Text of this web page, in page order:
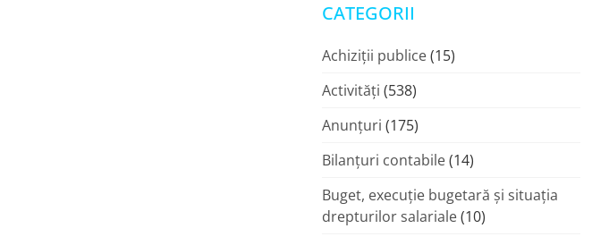
CATEGORII
Achiziții publice(15)
Activități (538)
Anunțuri (175)
Bilanțuri contabile(14)
Buget, execuție bugetară și situația
drepturilor salariale(10)